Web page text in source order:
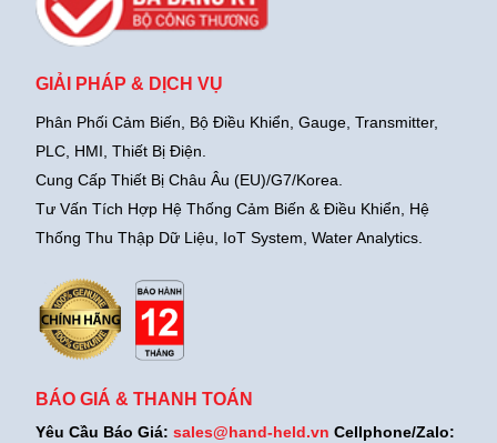
GIẢI PHÁP & DỊCH VỤ
Phân Phối Cảm Biến, Bộ Điều Khiển, Gauge, Transmitter,
PLC, HMI, Thiết Bị Điện.
Cung Cấp Thiết Bị Châu Âu (EU)/G7/Korea.
Tư Vấn Tích Hợp Hệ Thống Cảm Biến & Điều Khiển, Hệ
Thống Thu Thập Dữ Liệu, IoT System, Water Analytics.
BÁO GIÁ & THANH TOÁN
Yêu Cầu Báo Giá: sales@hand-held.vn Cellphone/Zalo: